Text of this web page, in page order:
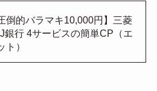
倒的バラマキ10,000円】三菱
銀行 4サービスの簡単CP（エ
ト）